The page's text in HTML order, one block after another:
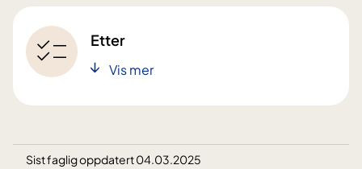
Etter
Vis mer
Sist faglig oppdatert 04.03.2025